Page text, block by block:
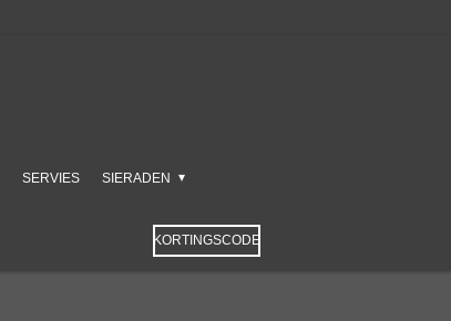
SERVIES SIERADEN
KORTINGSCODE